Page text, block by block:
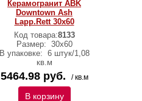
Керамогранит ABK
Downtown Ash
Lapp.Rett 30х60
Код товара:8133
Размер: 30х60
В упаковке: 6 штук/1,08
кв.м
5464.98 руб. / кв.м
В корзину